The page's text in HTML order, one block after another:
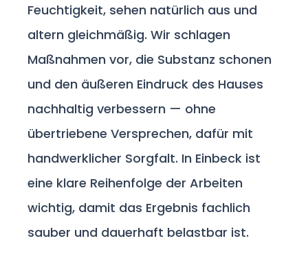
Feuchtigkeit, sehen natürlich aus und
altern gleichmäßig. Wir schlagen
Maßnahmen vor, die Substanz schonen
und den äußeren Eindruck des Hauses
nachhaltig verbessern — ohne
übertriebene Versprechen, dafür mit
handwerklicher Sorgfalt. In Einbeck ist
eine klare Reihenfolge der Arbeiten
wichtig, damit das Ergebnis fachlich
sauber und dauerhaft belastbar ist.